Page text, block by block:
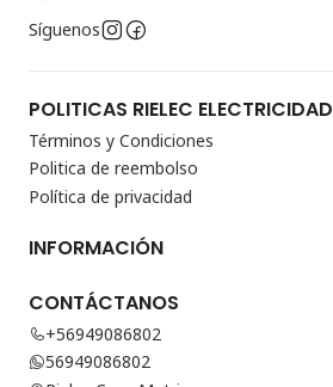
Síguenos
POLITICAS RIELEC ELECTRICIDAD
Términos y Condiciones
Politica de reembolso
Política de privacidad
INFORMACIÓN
CONTÁCTANOS
+56949086802
56949086802